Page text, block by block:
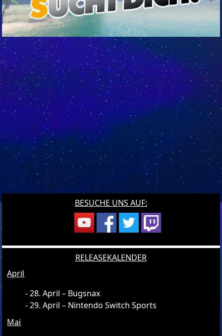
BESUCHE UNS AUF:
RELEASEKALENDER
April
28. April – Bugsnax
29. April – Nintendo Switch Sports
Mai